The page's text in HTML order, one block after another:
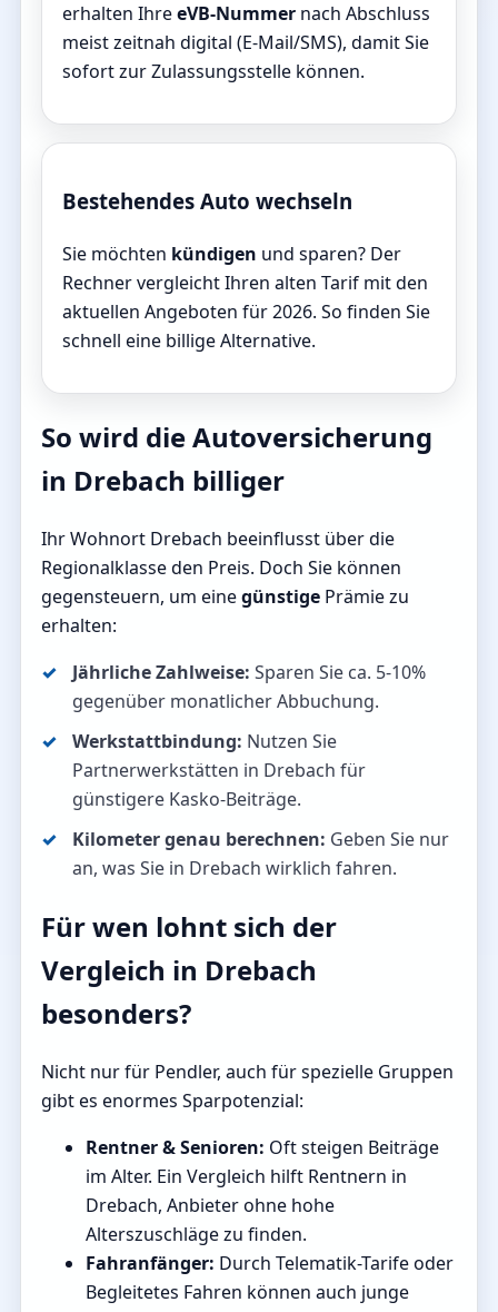
erhalten IhreeVB-Nummer nach Abschluss
meist zeitnah digital (E-Mail/SMS), damit Sie
sofort zur Zulassungsstelle können.
Bestehendes Auto wechseln
Sie möchten kündigen und sparen? Der
Rechner vergleicht Ihren alten Tarif mit den
aktuellen Angeboten für 2026. So finden Sie
schnell eine billige Alternative.
So wird die Autoversicherung
in Drebach billiger
Ihr Wohnort Drebach beeinflusst über die
Regionalklasse den Preis. Doch Sie können
gegensteuern, um einegünstige Prämie zu
erhalten:
Jährliche Zahlweise: Sparen Sie ca. 5-10%
gegenüber monatlicher Abbuchung.
Werkstattbindung: Nutzen Sie
Partnerwerkstätten in Drebach für
günstigere Kasko-Beiträge.
Kilometer genau berechnen: Geben Sie nur
an, was Sie in Drebach wirklich fahren.
Für wen lohnt sich der
Vergleich in Drebach
besonders?
Nicht nur für Pendler, auch für spezielle Gruppen
gibt es enormes Sparpotenzial:
Rentner & Senioren: Oft steigen Beiträge
im Alter. Ein Vergleich hilft Rentnern in
Drebach, Anbieter ohne hohe
Alterszuschläge zu finden.
Fahranfänger: Durch Telematik-Tarife oder
Begleitetes Fahren können auch junge